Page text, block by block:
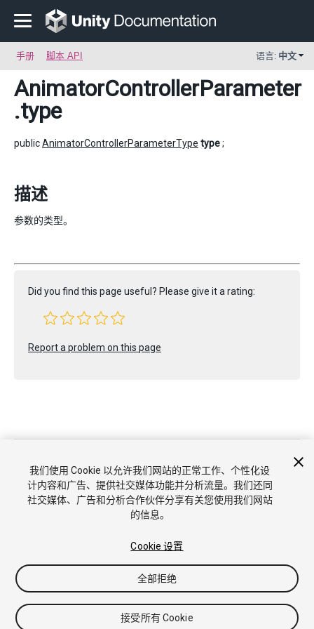
手册 脚本 API 语言: 中文
AnimatorControllerParameter
.type
publicAnimatorControllerParameterType type;
描述
参数的类型。
Did you find this page useful? Please give it a rating:
Report a problem on this page
教程
社区答案 知识库 论坛 Asset Store
商标和使用条款
法律条款
隐私政策 Cookie
不要出售或分享我的个人信息
Cookie 偏好
我们使用 Cookie 以允许我们网站的正常工作、个性化设
计内容和广告、提供社交媒体功能并分析流量。我们还同
社交媒体、广告和分析合作伙伴分享有关您使用我们网站
的信息。
Cookie 设置
全部拒绝
接受所有 Cookie